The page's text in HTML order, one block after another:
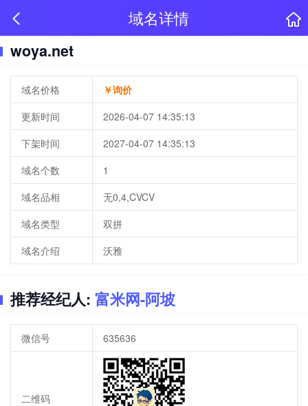
域名详情
woya.net
域名价格
￥询价
更新时间
2026-04-07 14:35:13
下架时间
2027-04-07 14:35:13
域名个数
1
域名品相
无0,4,CVCV
域名类型
双拼
域名介绍
沃雅
推荐经纪人: 富米网-阿坡
微信号 635636
二维码